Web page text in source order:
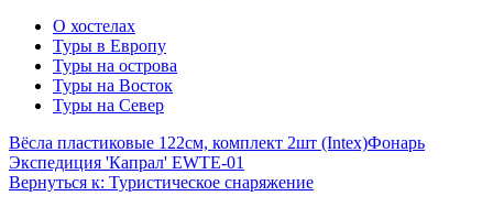
О хостелах
Туры в Европу
Туры на острова
Туры на Восток
Туры на Север
Вёсла пластиковые 122см, комплект 2шт (Intex)Фонарь
Экспедиция 'Капрал' EWTE-01
Вернуться к: Туристическое снаряжение